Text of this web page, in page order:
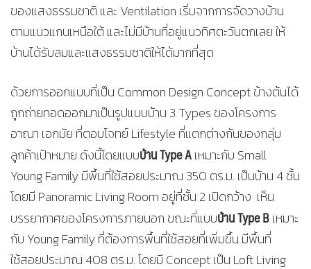
ของแสงธรรมชาติ และ Ventilation เริ่มจากการจัดวางบ้าน
ตามแนวแกนเหนือใต้ และไม่มีบ้านที่อยู่แนวทิศตะวันตกเลย ให้
บ้านได้รับลมและแสงธรรมชาติให้ได้มากที่สุด
ด้วยการออกแบบที่เป็น Common Design Concept ข้างต้นได้
ถูกถ่ายทอดออกมาเป็นรูปแบบบ้าน 3 Types ของโครงการ
อาณา เอกมัย ที่ตอบโจทย์ Lifestyle ที่แตกต่างกันของกลุ่ม
ลูกค้าเป้าหมาย ดังนี้โดยแบบบ้านType Aเหมาะกับ Small
Young Family มีพื้นที่ใช้สอยประมาณ 350 ตร.ม. เป็นบ้าน 4 ชั้น
โดยมี Panoramic Living Room อยู่ที่ชั้น 2 เปิดกว้าง เห็น
บรรยากาศของโครงการภายนอก ขณะที่แบบบ้านType Bเหมาะ
กับ Young Family ที่ต้องการพื้นที่ใช้สอยที่เพิ่มขึ้น มีพื้นที่
ใช้สอยประมาณ 408 ตร.ม. โดยมี Concept เป็น Loft Living